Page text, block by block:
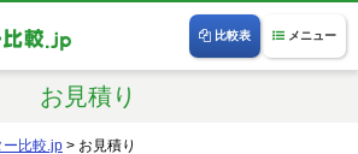
メニュー
比較表
お見積り
ー比較.jp > お見積り